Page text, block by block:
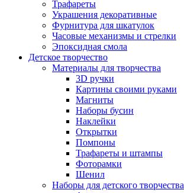
Трафареты
Украшения декоративные
Фурнитура для шкатулок
Часовые механизмы и стрелки
Эпоксидная смола
Детское творчество
Материалы для творчества
3D ручки
Картины своими руками
Магниты
Наборы бусин
Наклейки
Открытки
Помпоны
Трафареты и штампы
Фоторамки
Шенил
Наборы для детского творчества